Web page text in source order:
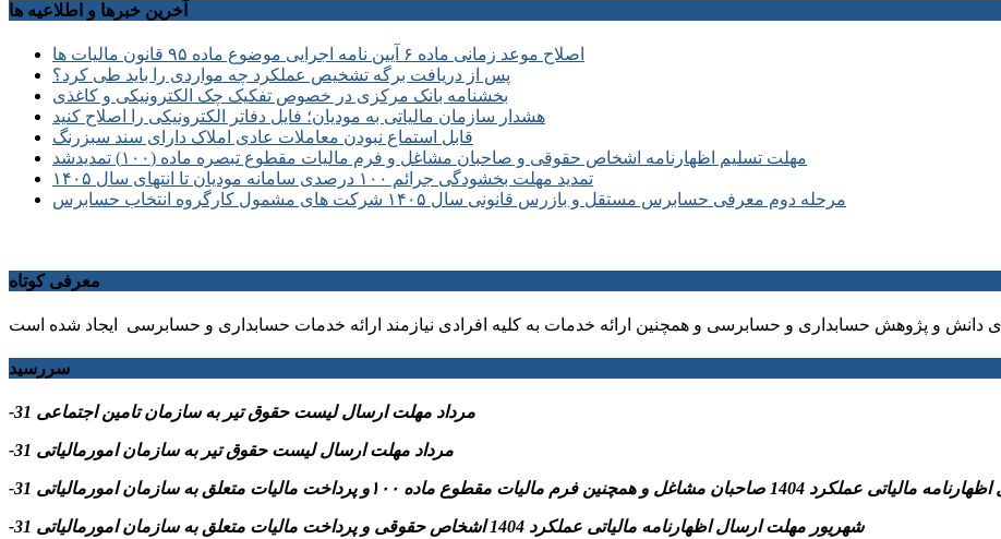
آخرین خبرها و اطلاعیه ها
اصلاح موعد زمانی ماده ۶ آیین نامه اجرایی موضوع ماده ۹۵ قانون مالیات ها
پس از دریافت برگه تشخیص عملکرد چه مواردی را باید طی کرد؟
بخشنامه بانک مرکزی در خصوص تفکیک چک الکترونیکی و کاغذی
هشدار سازمان مالیاتی به مودیان؛ فایل دفاتر الکترونیکی را اصلاح کنید
قابل استماع نبودن معاملات عادی املاک دارای سند سبزرنگ
مهلت تسلیم اظهارنامه اشخاص حقوقی و صاحبان مشاغل و فرم مالیات مقطوع تبصره ماده (۱۰۰) تمدیدشد
تمدید مهلت بخشودگی جرائم ۱۰۰ درصدی سامانه مودیان تا انتهای سال ۱۴۰۵
مرحله دوم معرفی حسابرس مستقل و بازرس قانونی سال ۱۴۰۵ شرکت های مشمول کارگروه انتخاب حسابرس
معرفی کوتاه
و پژوهش حسابداری و حسابرسی و همچنین ارائه خدمات به کلیه افرادی نیازمند ارائه خدمات حسابداری و حسابرسی ایجاد شده است
سررسید
-31 مرداد مهلت ارسال ليست حقوق تیر به سازمان تامین اجتماعی
-31 مرداد مهلت ارسال ليست حقوق تیر به سازمان امورمالیاتی
و همچنین فرم مالیات مقطوع ماده ۱۰۰و پرداخت مالیات متعلق به سازمان امورمالیاتی
-31 شهریور مهلت ارسال اظهارنامه مالیاتی عملکرد 1404 اشخاص حقوقی و پرداخت مالیات متعلق به سازمان امورمالیاتی